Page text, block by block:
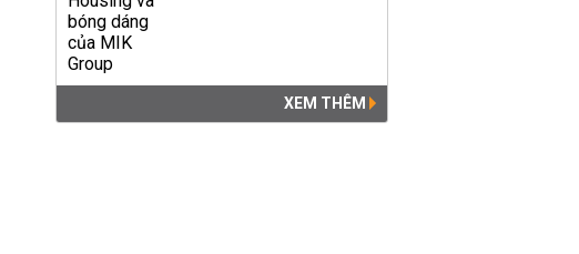
XEM THÊM